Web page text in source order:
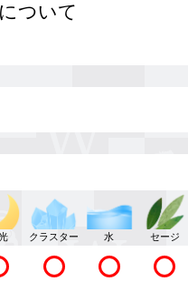
ついて
クラスター 水 セージ